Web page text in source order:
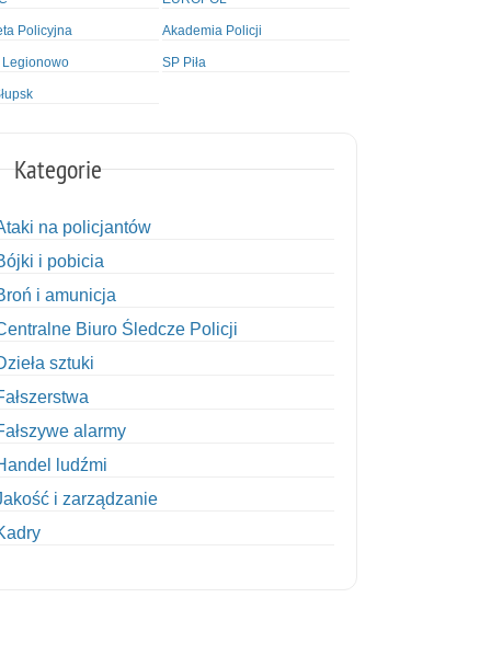
Policyjna Akademia Policji
Legionowo SP Piła
Kategorie
na policjantów
i pobicia
i amunicja
Biuro Śledcze Policji
sztuki
alarmy
ludźmi
i zarządzanie